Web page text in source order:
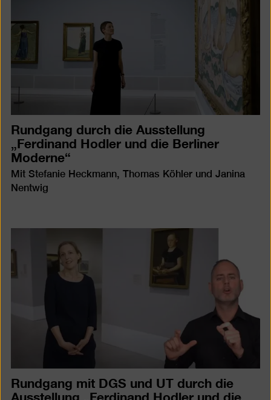
Rundgang durch die Ausstellung
„Ferdinand Hodler und die Berliner
Moderne“
Mit Stefanie Heckmann, Thomas Köhler und Janina
Nentwig
Rundgang mit DGS und UT durch die